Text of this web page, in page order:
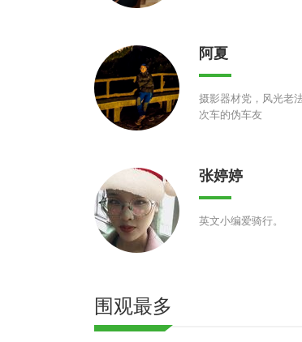
阿夏
摄影器材党，风光老
次车的伪车友
张婷婷
英文小编爱骑行。
围观最多